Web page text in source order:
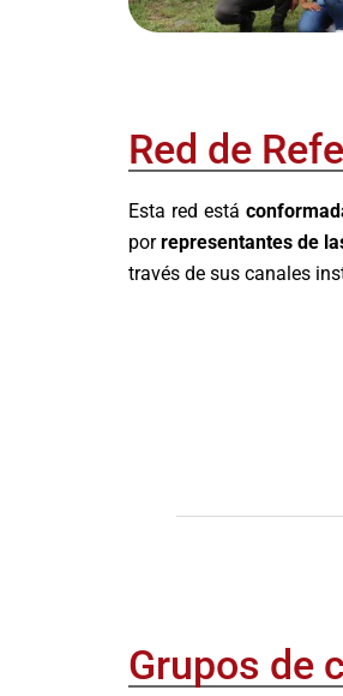
Red de
Esta red está
porrepresentantes de
través de sus canales
Grupos de